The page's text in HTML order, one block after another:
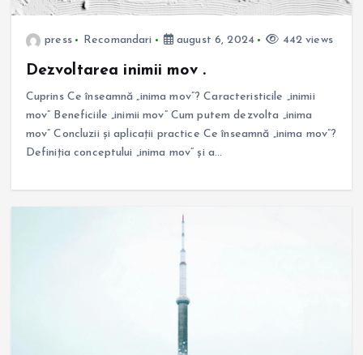
press Recomandari august 6, 2024 442 views
Dezvoltarea inimii mov .
Cuprins Ce înseamnă „inima mov”? Caracteristicile „inimii
mov” Beneficiile „inimii mov” Cum putem dezvolta „inima
mov” Concluzii și aplicații practice Ce înseamnă „inima mov”?
Definiția conceptului „inima mov” și a…